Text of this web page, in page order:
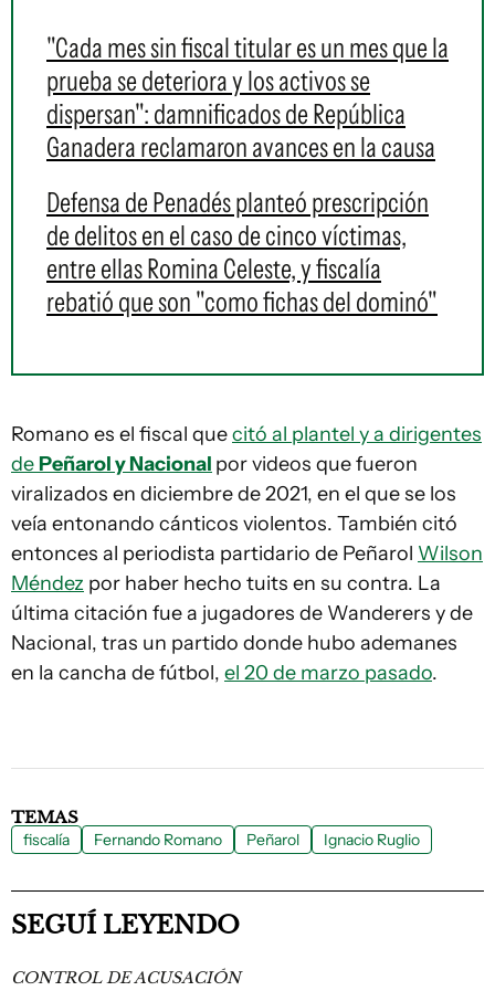
"Cada mes sin fiscal titular es un mes que la
prueba se deteriora y los activos se
dispersan": damnificados de República
Ganadera reclamaron avances en la causa
Defensa de Penadés planteó prescripción
de delitos en el caso de cinco víctimas,
entre ellas Romina Celeste, y fiscalía
rebatió que son "como fichas del dominó"
Romano es el fiscal quecitó al plantel y a dirigentes
dePeñarol y Nacional por videos que fueron
viralizados en diciembre de 2021, en el que se los
veía entonando cánticos violentos. También citó
entonces al periodista partidario de Peñarol Wilson
Méndez por haber hecho tuits en su contra. La
última citación fue a jugadores de Wanderers y de
Nacional, tras un partido donde hubo ademanes
en la cancha de fútbol, el 20 de marzo pasado.
TEMAS
fiscalía Fernando Romano Peñarol Ignacio Ruglio
SEGUÍ LEYENDO
CONTROL DE ACUSACIÓN